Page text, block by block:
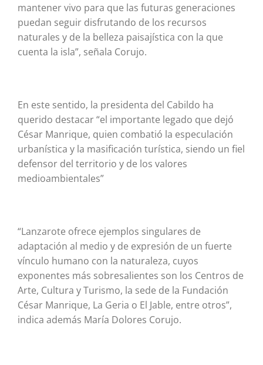
mantener vivo para que las futuras generaciones
puedan seguir disfrutando de los recursos
naturales y de la belleza paisajística con la que
cuenta la isla”, señala Corujo.
En este sentido, la presidenta del Cabildo ha
querido destacar “el importante legado que dejó
César Manrique, quien combatió la especulación
urbanística y la masificación turística, siendo un fiel
defensor del territorio y de los valores
medioambientales”
“Lanzarote ofrece ejemplos singulares de
adaptación al medio y de expresión de un fuerte
vínculo humano con la naturaleza, cuyos
exponentes más sobresalientes son los Centros de
Arte, Cultura y Turismo, la sede de la Fundación
César Manrique, La Geria o El Jable, entre otros”,
indica además María Dolores Corujo.